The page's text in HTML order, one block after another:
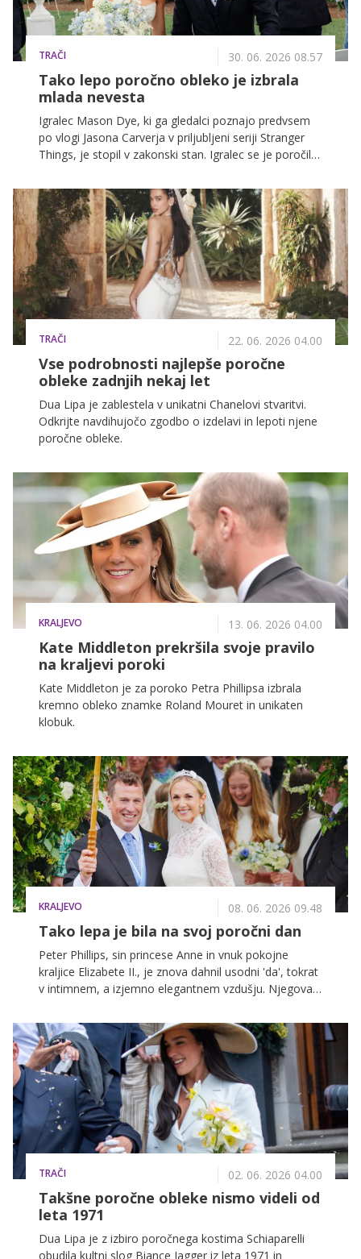
TRAČI 30. 06. 2026 08.57
Tako lepo poročno obleko je izbrala
mlada nevesta
Igralec Mason Dye, ki ga gledalci poznajo predvsem
po vlogi Jasona Carverja v priljubljeni seriji Stranger
Things, je stopil v zakonski stan. Igralec se je poročil s
poroka pa je bila daleč od hollywoodskega blišča in
veliko bolj osredotočena na družino, prijatelje ter
intimne trenutke.
TRAČI 22. 06. 2026 04.00
Vse podrobnosti najlepše poročne
obleke zadnjih nekaj let
Dua Lipa je zablestela v unikatni Chanelovi stvaritvi.
Odkrijte navdihujočo zgodbo o izdelavi in lepoti njene
poročne obleke.
KRALJEVO 13. 06. 2026 04.00
Kate Middleton prekršila svoje pravilo
na kraljevi poroki
Kate Middleton je za poroko Petra Phillipsa izbrala
kremno obleko znamke Roland Mouret in unikaten
klobuk.
KRALJEVO 08. 06. 2026 09.48
Tako lepa je bila na svoj poročni dan
Peter Phillips, sin princese Anne in vnuk pokojne
kraljice Elizabete II., je znova dahnil usodni 'da', tokrat
v intimnem, a izjemno elegantnem vzdušju. Njegova
obleki, več o njej pa si lahko preberete spodaj.
TRAČI 02. 06. 2026 04.00
Takšne poročne obleke nismo videli od
leta 1971
Dua Lipa je z izbiro poročnega kostima Schiaparelli
obudila kultni slog Biance Jagger iz leta 1971 in